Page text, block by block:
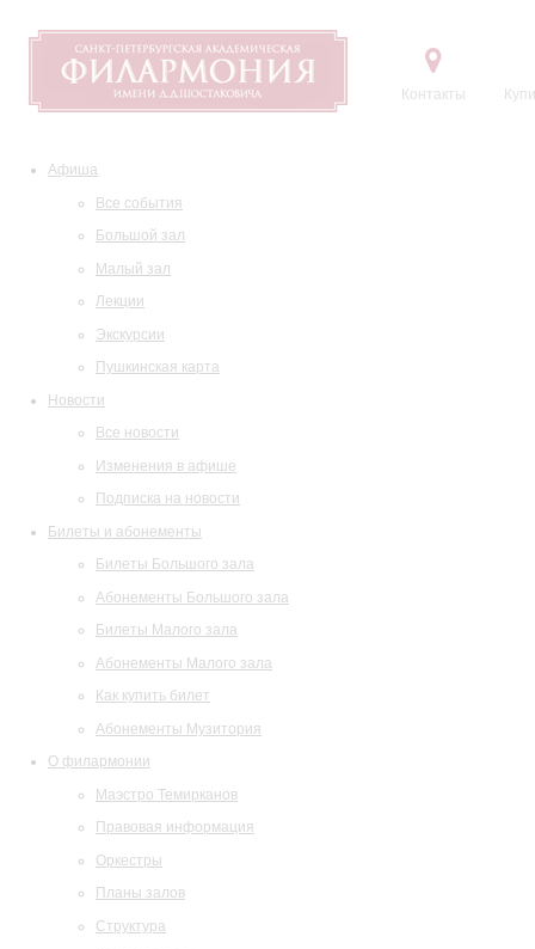
Контакты
Афиша
Все события
Большой зал
Малый зал
Лекции
Экскурсии
Пушкинская карта
Новости
Все новости
Изменения в афише
Подписка на новости
Билеты и абонементы
Билеты Большого зала
Абонементы Большого зала
Билеты Малого зала
Абонементы Малого зала
Как купить билет
Абонементы Музитория
О филармонии
Маэстро Темирканов
Правовая информация
Оркестры
Планы залов
Структура